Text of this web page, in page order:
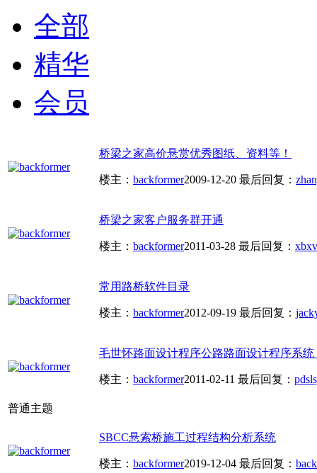
全部
精华
会员
桥梁之家高价悬赏优秀图纸、资料等！
楼主： backformer2009-12-20 最后回复：
桥梁之家客户服务群开通
楼主： backformer2011-03-28 最后回复：
常用路桥软件目录
楼主： backformer2012-09-19 最后回复：
毛世怀路面设计程序公路路面设计程序系统
楼主： backformer2011-02-11 最后回复：
普通主题
SBCC悬索桥施工过程结构分析系统
楼主： backformer2019-12-04 最后回复：